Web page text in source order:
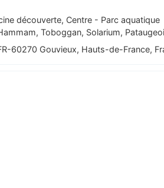
découverte, Centre - Parc aquatique
Toboggan, Solarium,
60270 Gouvieux, Hauts-de-France,